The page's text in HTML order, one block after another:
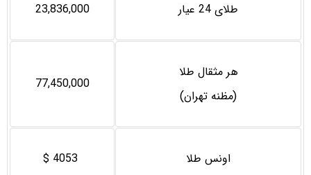
طلای 24 عیار 23,836,000
هر مثقال طلا
(مظنه تهران)
77,450,000
اونس طلا